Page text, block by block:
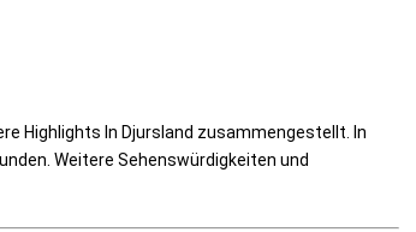
Highlights In Djursland zusammengestellt. In
Weitere Sehenswürdigkeiten und